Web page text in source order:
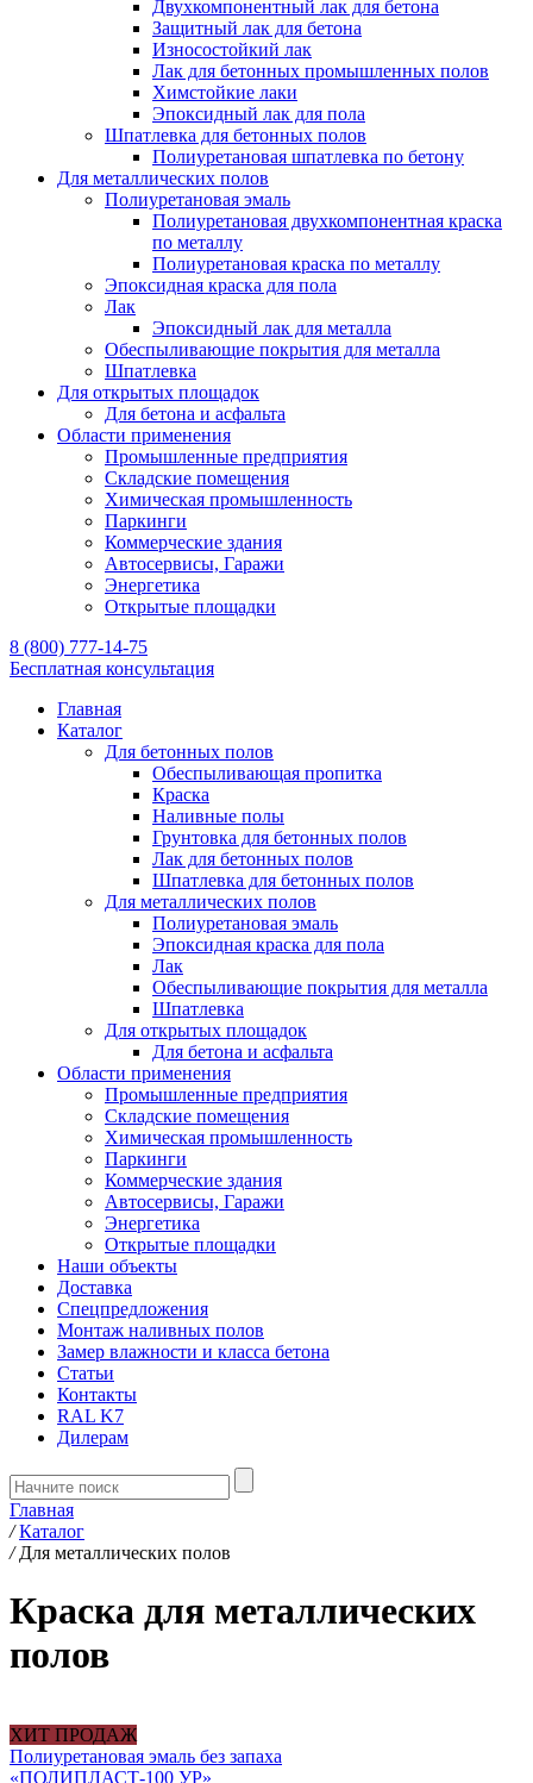
Двухкомпонентный лак для бетона
Защитный лак для бетона
Износостойкий лак
Лак для бетонных промышленных полов
Химстойкие лаки
Эпоксидный лак для пола
Шпатлевка для бетонных полов
Полиуретановая шпатлевка по бетону
Для металлических полов
Полиуретановая эмаль
Полиуретановая двухкомпонентная краска
по металлу
Полиуретановая краска по металлу
Эпоксидная краска для пола
Лак
Эпоксидный лак для металла
Обеспыливающие покрытия для металла
Шпатлевка
Для открытых площадок
Для бетона и асфальта
Области применения
Промышленные предприятия
Складские помещения
Химическая промышленность
Паркинги
Коммерческие здания
Автосервисы, Гаражи
Энергетика
Открытые площадки
8 (800) 777-14-75
Бесплатная консультация
Главная
Каталог
Для бетонных полов
Обеспыливающая пропитка
Краска
Наливные полы
Грунтовка для бетонных полов
Лак для бетонных полов
Шпатлевка для бетонных полов
Для металлических полов
Полиуретановая эмаль
Эпоксидная краска для пола
Лак
Обеспыливающие покрытия для металла
Шпатлевка
Для открытых площадок
Для бетона и асфальта
Области применения
Промышленные предприятия
Складские помещения
Химическая промышленность
Паркинги
Коммерческие здания
Автосервисы, Гаражи
Энергетика
Открытые площадки
Наши объекты
Доставка
Спецпредложения
Монтаж наливных полов
Замер влажности и класса бетона
Статьи
Контакты
RAL K7
Дилерам
Главная
/ Каталог
/ Для металлических полов
Краска для металлических
полов
ХИТ ПРОДАЖ
Полиуретановая эмаль без запаха
«ПОЛИПЛАСТ-100 УР»